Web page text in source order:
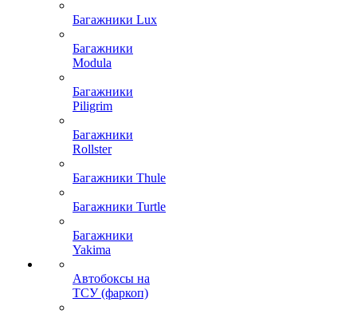
Багажники Lux
Багажники
Modula
Багажники
Piligrim
Багажники
Rollster
Багажники Thule
Багажники Turtle
Багажники
Yakima
Автобоксы на
ТСУ (фаркоп)